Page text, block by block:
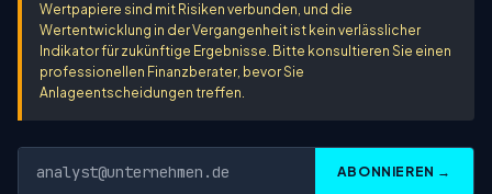
Wertpapiere sind mit Risiken verbunden, und die
Wertentwicklung in der Vergangenheit ist kein verlässlicher
Indikator für zukünftige Ergebnisse. Bitte konsultieren Sie einen
professionellen Finanzberater, bevor Sie
Anlageentscheidungen treffen.
ABONNIEREN →